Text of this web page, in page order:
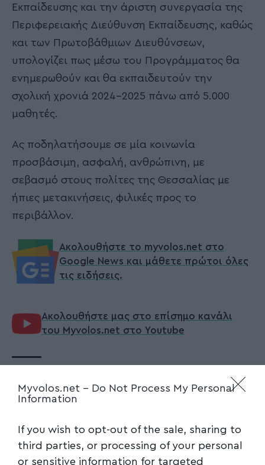
Myvolos.net - Do Not Process My Personal
Information
If you wish to opt-out of the sale, sharing to
third parties, or processing of your personal
or sensitive information for targeted
Εκπαίδευσης και την άριστη συνεργασία της
Περιφερειακής Διεύθυνση Εκπαίδευσης, καθώς
και των Πρωτοβάθμιων Διευθύνσεων,
υπολογίζει πως μέσω του Προγράμματος θα
ενημερωθούν και θα εκπαιδευτούν την
σχολική χρονιά 2024-2025 πάνω από 5.000
μαθητές.
Ας ποδηλατήσουμε σε μία κοινωνία
προσβάσιμη, ασφαλή, ανθρώπινη, με
σεβασμό στους πολίτες της Θεσσαλίας με
ήπιες μετακινήσεις, φιλικές προς το
περιβάλλον.
Ακολουθήστε το myvolos.net στο
Google News και μάθετε πρώτοι όλες
τις ειδήσεις.
Ακολουθήστε μας στο επίσημο κανάλι
του Myvolos.net στο Youtube
ΠΕΡΙΦΕΡΕΙΑ ,ΠΟΔΗΛΑΤΟ